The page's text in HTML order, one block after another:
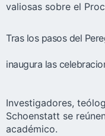
valiosas sobre el
Tras los pasos del
inaugura las
Investigadores,
Schoenstatt se
académico.